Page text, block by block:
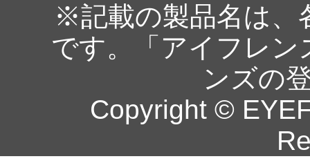
※記載の製品名は、
です。「アイフレ
ンズの
Copyright ©